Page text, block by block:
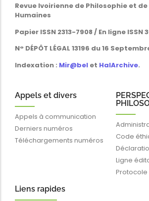
Revue Ivoirienne de Philosophie et
Humaines
Papier ISSN 2313-7908 / En ligne ISSN
N° DÉPÔT LÉGAL 13196 du 16
Indexation : Mir@bel et HalArchive.
Appels et divers
Appels à communication
Derniers numéros
Téléchargements numéros
Code
Ligne
Liens rapides